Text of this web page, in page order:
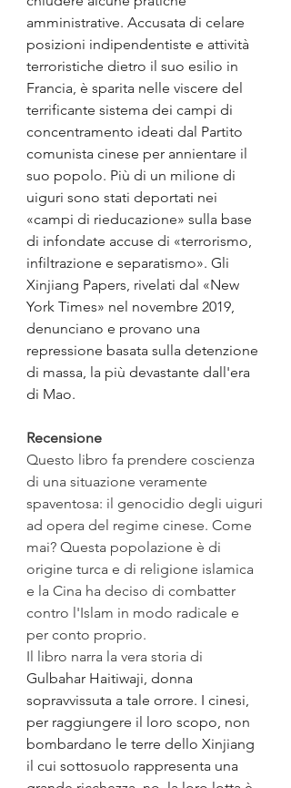
amministrative. Accusata di celare
posizioni indipendentiste e attività
terroristiche dietro il suo esilio in
Francia, è sparita nelle viscere del
terrificante sistema dei campi di
concentramento ideati dal Partito
comunista cinese per annientare il
suo popolo. Più di un milione di
uiguri sono stati deportati nei
«campi di rieducazione» sulla base
di infondate accuse di «terrorismo,
infiltrazione e separatismo». Gli
Xinjiang Papers, rivelati dal «New
York Times» nel novembre 2019,
denunciano e provano una
repressione basata sulla detenzione
di massa, la più devastante dall'era
di Mao.
Recensione
Questo libro fa prendere coscienza
di una situazione veramente
spaventosa: il genocidio degli uiguri
ad opera del regime cinese. Come
mai? Questa popolazione è di
origine turca e di religione islamica
e la Cina ha deciso di combatter
contro l'Islam in modo radicale e
per conto proprio.
Il libro narra la vera storia di
Gulbahar Haitiwaji, donna
sopravvissuta a tale orrore. I cinesi,
per raggiungere il loro scopo, non
bombardano le terre dello Xinjiang
il cui sottosuolo rappresenta una